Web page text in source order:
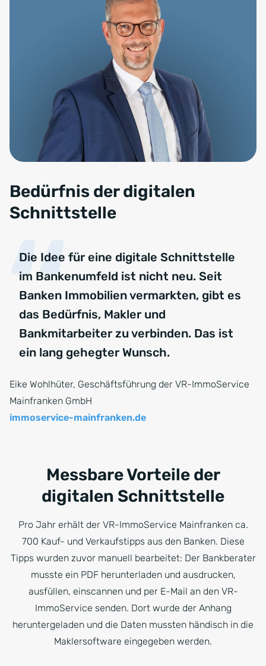
Bedürfnis der digitalen
Schnittstelle
Die Idee für eine digitale Schnittstelle
im Bankenumfeld ist nicht neu. Seit
Banken Immobilien vermarkten, gibt es
das Bedürfnis, Makler und
Bankmitarbeiter zu verbinden. Das ist
ein lang gehegter Wunsch.
Eike Wohlhüter, Geschäftsführung der VR-ImmoService
Mainfranken GmbH
immoservice-mainfranken.de
Messbare Vorteile der
digitalen Schnittstelle
Pro Jahr erhält der VR-ImmoService Mainfranken ca.
700 Kauf- und Verkaufstipps aus den Banken. Diese
Tipps wurden zuvor manuell bearbeitet: Der Bankberater
musste ein PDF herunterladen und ausdrucken,
ausfüllen, einscannen und per E-Mail an den VR-
ImmoService senden. Dort wurde der Anhang
heruntergeladen und die Daten mussten händisch in die
Maklersoftware eingegeben werden.